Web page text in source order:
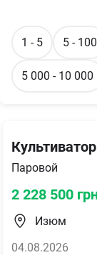
Паровой
2 228 500
Изюм
04.08.2026
1 - 5 5 - 100
5 000 - 10 000